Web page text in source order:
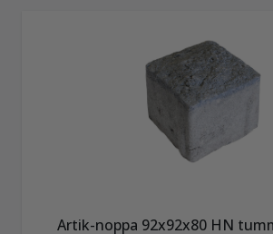
Artik-noppa 92x92x80 HN